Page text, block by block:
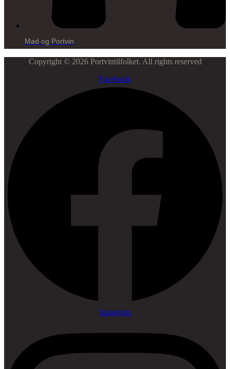
Mad og Portvin
Copyright © 2026 Portvintilfolket. All rights reserved
Facebook
Instagram